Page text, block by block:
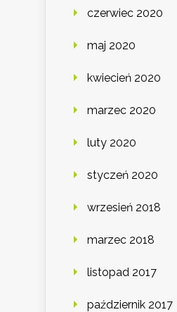
czerwiec 2020
maj 2020
kwiecień 2020
marzec 2020
luty 2020
styczeń 2020
wrzesień 2018
marzec 2018
listopad 2017
październik 2017